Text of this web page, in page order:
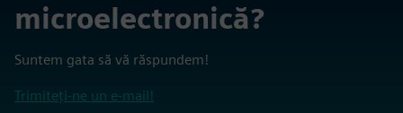
microelectronică?
Suntem gata să vă răspundem!
Trimiteți-ne un e-mail!